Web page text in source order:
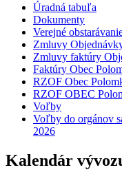
Úradná tabuľa
Dokumenty
Verejné
Zmluvy
Zmluvy faktúry
Faktúry Obec
RZOF Obec
RZOF OBEC
Voľby
Voľby do orgánov
2026
Kalendár